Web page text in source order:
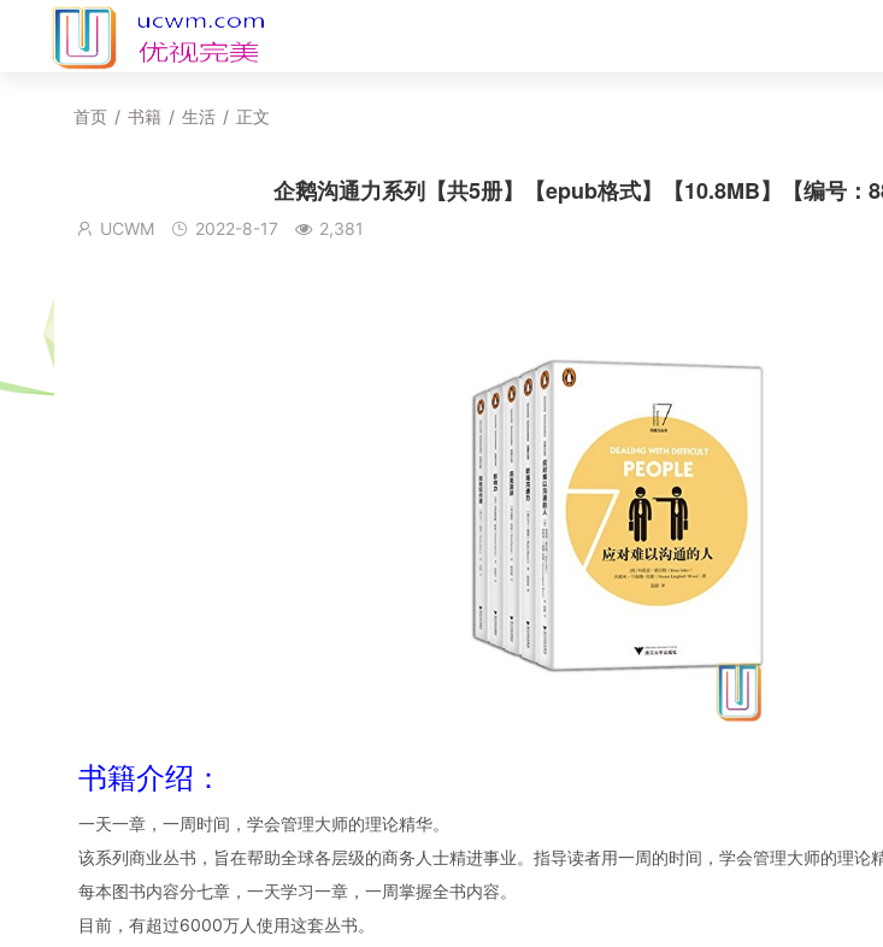
首页 / 书籍 / 生活 / 正文
企鹅沟通力系列【共5册】【epub格式】【10.8MB】【编号：
UCWM 2022-8-17 2,381
书籍介绍：
一天一章，一周时间，学会管理大师的理论精华。
该系列商业丛书，旨在帮助全球各层级的商务人士精进事业。指导读者用一周的时间，学会管理大师的理论精
每本图书内容分七章，一天学习一章，一周掌握全书内容。
目前，有超过6000万人使用这套丛书。